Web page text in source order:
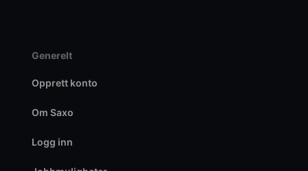
Generelt
Opprett konto
Om Saxo
Logg inn